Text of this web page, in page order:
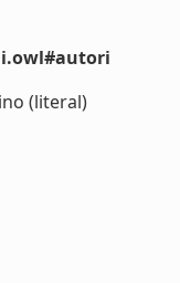
(literal)